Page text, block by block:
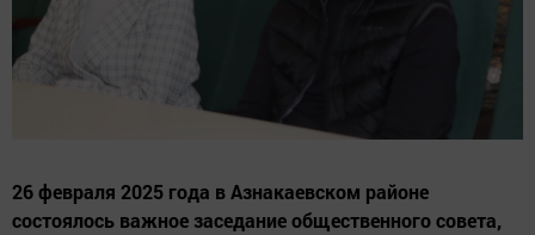
26 февраля 2025 года в Азнакаевском районе
состоялось важное заседание общественного совета,